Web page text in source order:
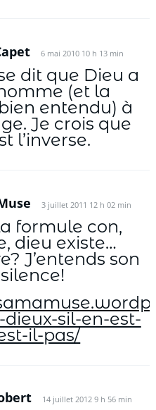
6 mai 2010 10 h 13 min
dit que Dieu a
(et la
entendu) à
Je crois que
l’inverse.
3 juillet 2011 12 h 02 min
formule con,
dieu existe…
J’entends son
silence!
sil-en-est-
il-pas/
14 juillet 2012 9 h 56 min